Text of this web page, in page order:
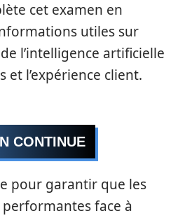
cet examen en
utiles sur
l’intelligence artificielle
et l’expérience client.
CONTINUE
pour garantir que les
face à